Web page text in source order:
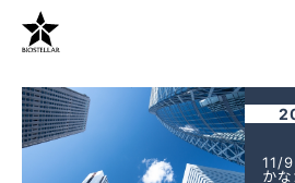
11/
か